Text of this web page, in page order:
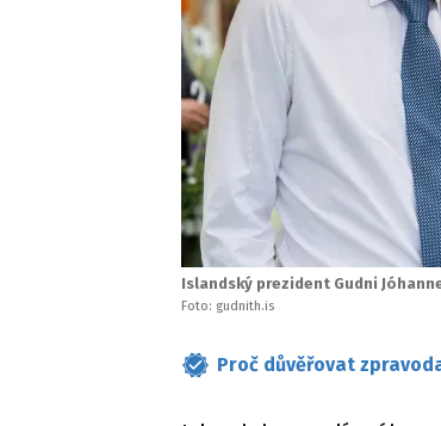
Islandský prezident Gudni
Foto: gudnith.is
Proč důvěřovat